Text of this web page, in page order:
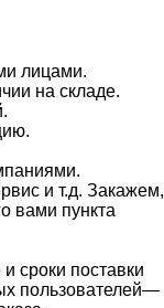
лицами.
на складе.
и т.д. Закажем,
вами пункта
сроки поставки
пользователей—